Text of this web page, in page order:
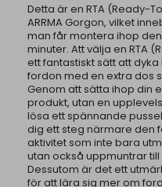
Detta är en RTA (Ready-
ARRMA Gorgon, vilket
man får montera ihop
minuter. Att välja en RTA
ett fantastiskt sätt att
fordon med en extra dos
Genom att sätta ihop din
produkt, utan en
lösa ett spännande
dig ett steg närmare den
aktivitet som inte bara
utan också uppmuntrar
Dessutom är det ett
för att lära sig mer om